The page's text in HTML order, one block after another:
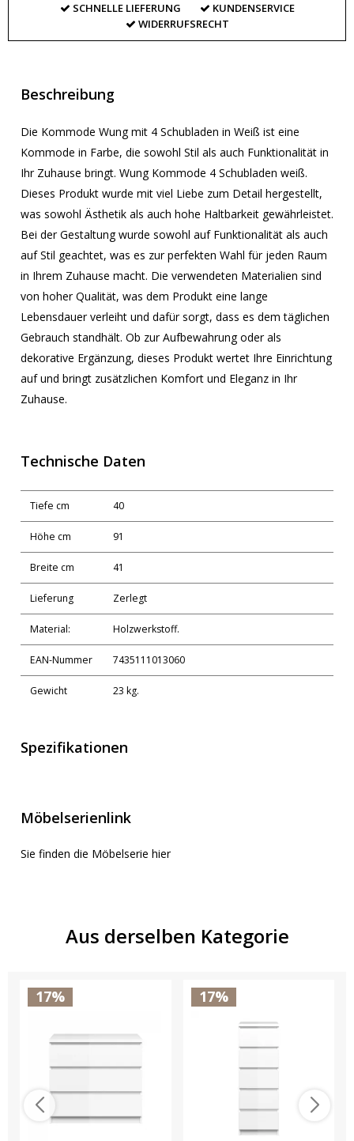
SCHNELLE LIEFERUNG
KUNDENSERVICE
WIDERRUFSRECHT
Beschreibung
Die Kommode Wung mit 4 Schubladen in Weiß ist eine
Kommode in Farbe, die sowohl Stil als auch Funktionalität in
Ihr Zuhause bringt. Wung Kommode 4 Schubladen weiß.
Dieses Produkt wurde mit viel Liebe zum Detail hergestellt,
was sowohl Ästhetik als auch hohe Haltbarkeit gewährleistet.
Bei der Gestaltung wurde sowohl auf Funktionalität als auch
auf Stil geachtet, was es zur perfekten Wahl für jeden Raum
in Ihrem Zuhause macht. Die verwendeten Materialien sind
von hoher Qualität, was dem Produkt eine lange
Lebensdauer verleiht und dafür sorgt, dass es dem täglichen
Gebrauch standhält. Ob zur Aufbewahrung oder als
dekorative Ergänzung, dieses Produkt wertet Ihre Einrichtung
auf und bringt zusätzlichen Komfort und Eleganz in Ihr
Zuhause.
Technische Daten
Tiefe cm 40
Höhe cm 91
Breite cm 41
Lieferung Zerlegt
Material: Holzwerkstoff.
EAN-Nummer 7435111013060
Gewicht 23 kg.
Spezifikationen
Möbelserienlink
Sie finden die Möbelserie hier
Aus derselben Kategorie
17% 17%